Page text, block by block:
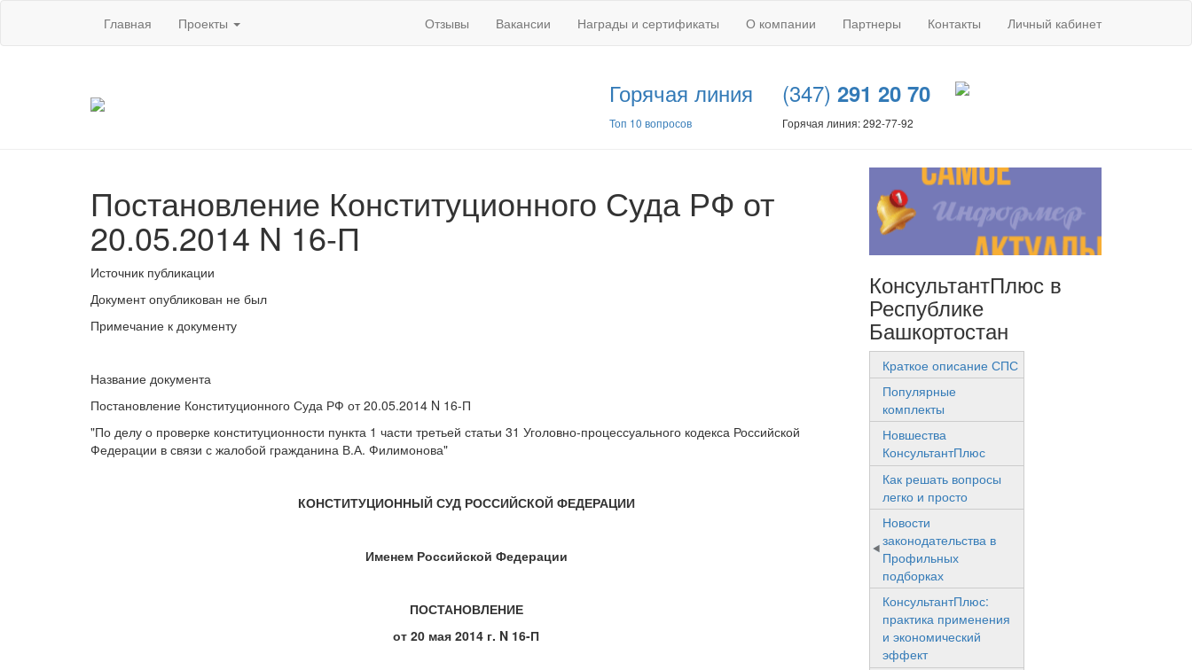
Главная Проекты Отзывы Вакансии Награды и сертификаты О компании Партнеры Контакты Личный кабинет
Горячая линия
Топ 10 вопросов
(347) 291 20 70
Горячая линия: 292-77-92
Постановление Конституционного Суда РФ от
20.05.2014 N 16-П
Источник публикации
Документ опубликован не был
Примечание к документу
Название документа
Постановление Конституционного Суда РФ от 20.05.2014 N 16-П
"По делу о проверке конституционности пункта 1 части третьей статьи 31 Уголовно-процессуального кодекса Российской
Федерации в связи с жалобой гражданина В.А. Филимонова"
КОНСТИТУЦИОННЫЙ СУД РОССИЙСКОЙ ФЕДЕРАЦИИ
Именем Российской Федерации
ПОСТАНОВЛЕНИЕ
от 20 мая 2014 г. N 16-П
КонсультантПлюс в
Республике
Башкортостан
Краткое описание СПС
Популярные
комплекты
Новшества
КонсультантПлюс
Как решать вопросы
легко и просто
Новости
законодательства в
Профильных
подборках
КонсультантПлюс:
практика применения
и экономический
эффект